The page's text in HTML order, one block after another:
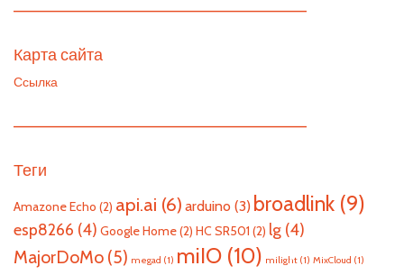
—————————————————————————
Карта сайта
Ссылка
—————————————————————————
Теги
Amazone Echo (2) api.ai (6) arduino (3) broadlink (9)
esp8266 (4) Google Home(2) HC SR501 (2) lg (4)
MajorDoMo (5) megad (1) miIO (10) milight (1) MixCloud (1)